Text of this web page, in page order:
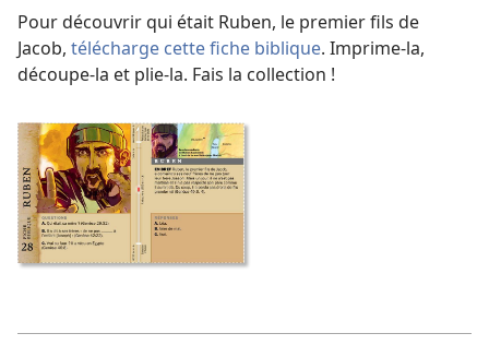
Pour découvrir qui était Ruben, le premier fils de
Jacob, télécharge cette fiche biblique. Imprime-la,
découpe-la et plie-la. Fais la collection !